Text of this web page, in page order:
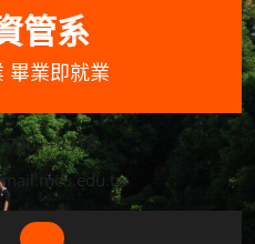
管系
畢業即就業